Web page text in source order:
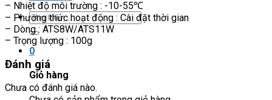
Tìm
kiếm:
0
Giỏ hàng
– Nhiệt độ môi trường : -10-55℃
– Phương thức hoạt động : Cài đặt thời gian
– Dòng : ATS8W/ATS11W
– Trọng lượng : 100g
Đánh giá
Chưa có đánh giá nào.